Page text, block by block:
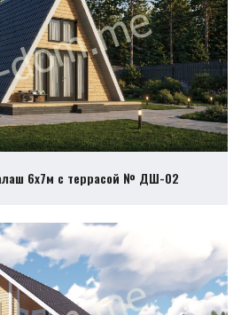
6х7м с террасой № ДШ-02